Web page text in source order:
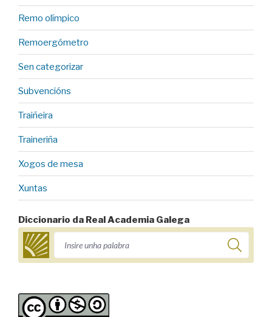
Remo olímpico
Remoergómetro
Sen categorizar
Subvencións
Traiñeira
Traineriña
Xogos de mesa
Xuntas
Diccionario da Real Academia Galega